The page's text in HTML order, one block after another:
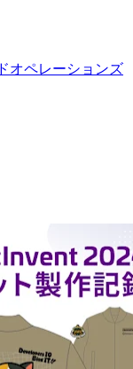
オペレーションズ